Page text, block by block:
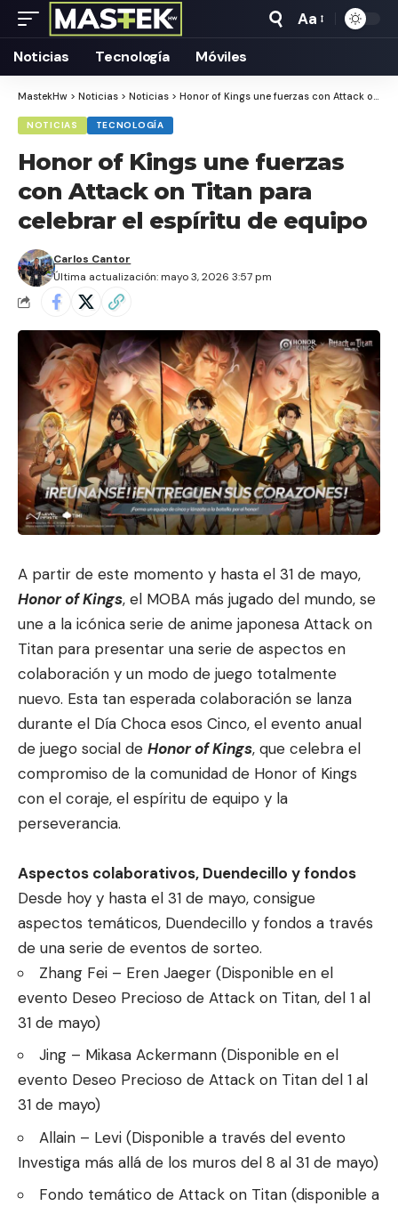
Tamaño
Aa
Noticias Tecnología Móviles
MastekHw > Noticias > Noticias > Honor of Kings une fuerzas con Attack on Titan para celebrar el espíritu de equipo
NOTICIAS TECNOLOGÍA
Honor of Kings une fuerzas
con Attack on Titan para
celebrar el espíritu de equipo
Última actualización: mayo 3, 2026 3:57 pm
Carlos Cantor
A partir de este momento y hasta el 31 de mayo,
Honor of Kings, el MOBA más jugado del mundo, se
une a la icónica serie de anime japonesa Attack on
Titan para presentar una serie de aspectos en
colaboración y un modo de juego totalmente
nuevo. Esta tan esperada colaboración se lanza
durante el Día Choca esos Cinco, el evento anual
de juego social de Honor of Kings, que celebra el
compromiso de la comunidad de Honor of Kings
con el coraje, el espíritu de equipo y la
perseverancia.
Aspectos colaborativos, Duendecillo y fondos
Desde hoy y hasta el 31 de mayo, consigue
aspectos temáticos, Duendecillo y fondos a través
de una serie de eventos de sorteo.
Zhang Fei – Eren Jaeger (Disponible en el
evento Deseo Precioso de Attack on Titan, del 1 al
31 de mayo)
Jing – Mikasa Ackermann (Disponible en el
evento Deseo Precioso de Attack on Titan del 1 al
31 de mayo)
Allain – Levi (Disponible a través del evento
Investiga más allá de los muros del 8 al 31 de mayo)
Fondo temático de Attack on Titan (disponible a